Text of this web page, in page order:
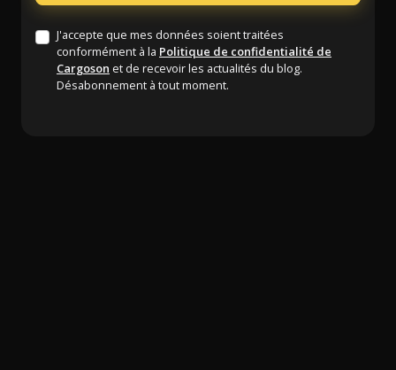
J'accepte que mes données soient traitées
conformément à la Politique de confidentialité de
Cargoson et de recevoir les actualités du blog.
Désabonnement à tout moment.